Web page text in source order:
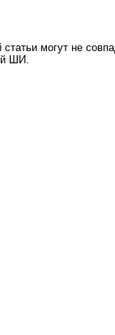
могут не
ШИ.